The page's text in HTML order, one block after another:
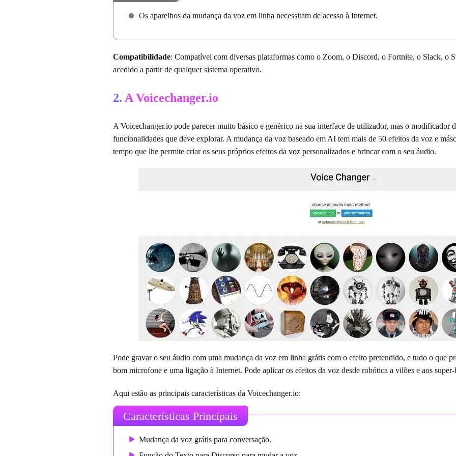
Os aparelhos da mudança da voz em linha necessitam de acesso à Internet.
Compatibilidade: Compatível com diversas plataformas como o Zoom, o Discord, o Fortnite, o Slack, o
acedido a partir de qualquer sistema operativo.
2. A Voicechanger.io
A Voicechanger.io pode parecer muito básico e genérico na sua interface de utilizador, mas o modificador
funcionalidades que deve explorar. A mudança da voz baseado em AI tem mais de 50 efeitos da voz e
tempo que lhe permite criar os seus próprios efeitos da voz personalizados e brincar com o seu áudio.
Pode gravar o seu áudio com uma mudança da voz em linha grátis com o efeito pretendido, e tudo o que
bom microfone e uma ligação à Internet. Pode aplicar os efeitos da voz desde robótica a vilões e aos
Aqui estão as principais características da Voicechanger.io:
Características Principais
Mudança da voz grátis para conversação.